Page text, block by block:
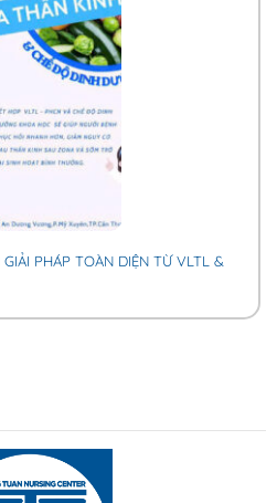
PHÁP TOÀN DIỆN TỪ VLTL &